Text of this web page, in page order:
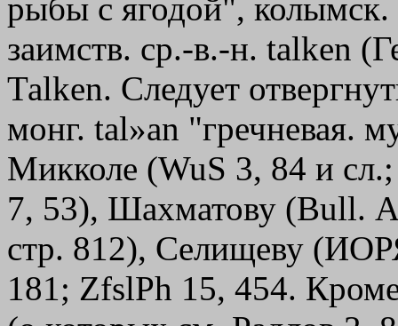
рыбы с ягодой",
заимств. ср.-в.-н. talken
Таlkеn. Следует
монг. tаl»аn "гречневая.
Микколе (WuS 3, 84 и
7, 53), Шахматову (Bull.
стр. 812), Селищеву
181; ZfslPh 15, 454.